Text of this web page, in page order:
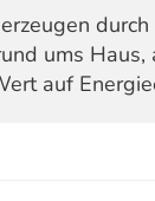
ums
auf